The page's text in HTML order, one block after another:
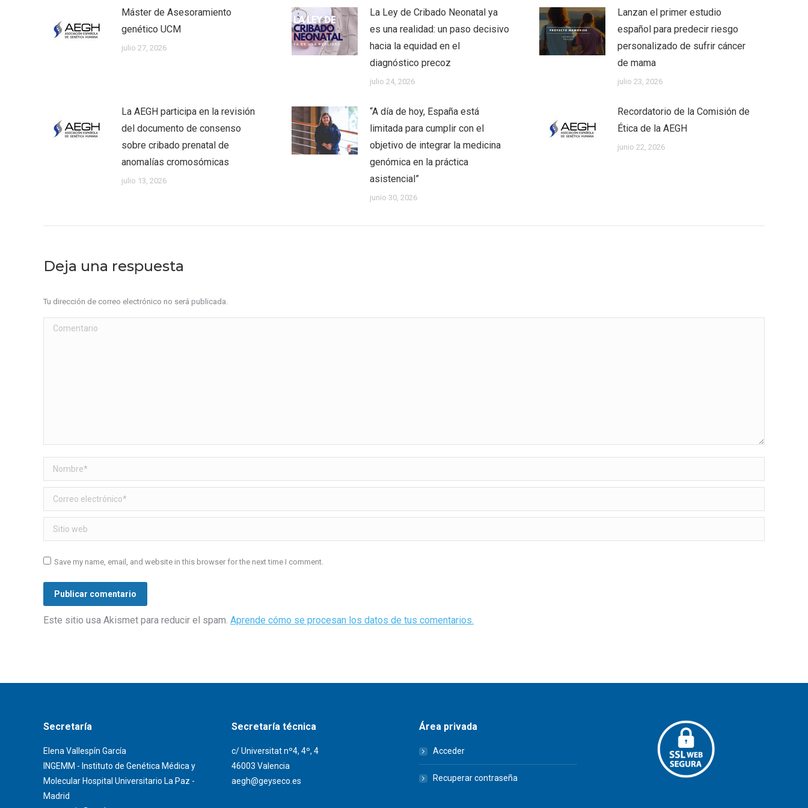
Máster de Asesoramiento
genético UCM
julio 27, 2026
La Ley de Cribado Neonatal ya
es una realidad: un paso decisivo
hacia la equidad en el
diagnóstico precoz
julio 24, 2026
Lanzan el primer estudio
español para predecir riesgo
personalizado de sufrir cáncer
de mama
julio 23, 2026
La AEGH participa en la revisión
del documento de consenso
sobre cribado prenatal de
anomalías cromosómicas
julio 13, 2026
“A día de hoy, España está
limitada para cumplir con el
objetivo de integrar la medicina
genómica en la práctica
asistencial”
junio 30, 2026
Recordatorio de la Comisión de
Ética de la AEGH
junio 22, 2026
Deja una respuesta
Tu dirección de correo electrónico no será publicada.
Comentario
Nombre *
Correo electrónico *
Sitio web
Save my name, email, and website in this browser for the next time I comment.
Publicar comentario
Este sitio usa Akismet para reducir el spam. Aprende cómo se procesan los datos de tus comentarios.
Secretaría
Elena Vallespín García
INGEMM - Instituto de Genética Médica y
Molecular Hospital Universitario La Paz -
Madrid
Secretaría técnica
c/ Universitat nº4, 4º, 4
46003 Valencia
aegh@geyseco.es
Área privada
Acceder
Recuperar contraseña